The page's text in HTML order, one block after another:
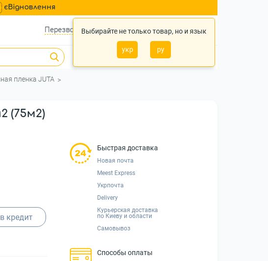
єВідновлення
Выбирайте не только товар, но и язык
укр ру
Перезвонить? Войти Укр Ру
0
пленка JUTA
(75м2)
кредит
Быстрая доставка
Новая почта
Meest Express
Укрпочта
Delivery
Курьерская доставка
по Киеву и области
Самовывоз
Способы оплаты